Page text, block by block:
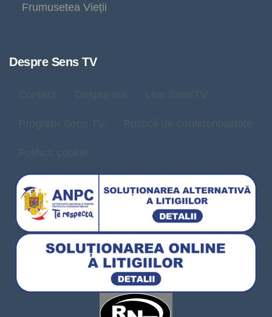
Frumusetea Vieții
Despre Sens TV